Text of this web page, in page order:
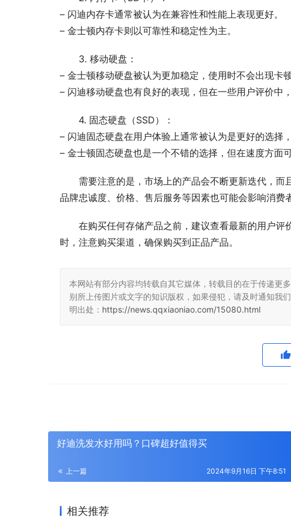
– 闪迪内存卡通常被认为在兼容性和性能上表现更好。
– 金士顿内存卡则以可靠性和稳定性为主。
3. 移动硬盘：
– 金士顿移动硬盘被认为更加稳定，使用时不会出现卡顿
– 闪迪移动硬盘也有良好的表现，但在一些用户评价中
4. 固态硬盘（SSD）：
– 闪迪固态硬盘在用户体验上通常被认为是更好的选择
– 金士顿固态硬盘也是一个不错的选择，但在速度方面
需要注意的是，市场上的产品会不断更新迭代，而
品牌忠诚度、价格、售后服务等因素也可能会影响消费
在购买任何存储产品之前，建议查看最新的用户
时，注意购买渠道，确保购买到正品产品。
本网站有部分内容均转载自其它媒体，转载目的在于传递更
别所上传图片或文字的知识版权，如果侵犯，请及时通知我
明出处： https://news.qqxiaoniao.com/15080.html
好迪洗发水好用吗？口碑超好值得买
上一篇 2024年9月16日 下午8:51
相关推荐